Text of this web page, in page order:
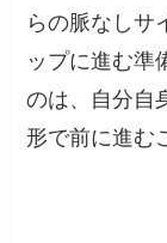
らの脈なしサ
ップに進む準
のは、自分自
形で前に進む